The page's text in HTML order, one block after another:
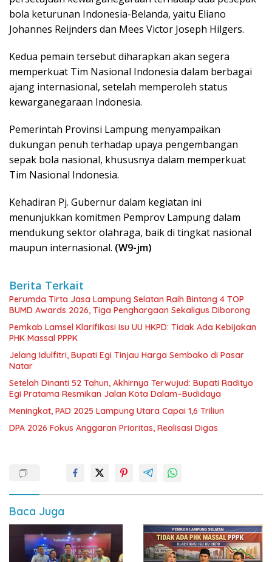
bola keturunan Indonesia-Belanda, yaitu Eliano
Johannes Reijnders dan Mees Victor Joseph Hilgers.
Kedua pemain tersebut diharapkan akan segera
memperkuat Tim Nasional Indonesia dalam berbagai
ajang internasional, setelah memperoleh status
kewarganegaraan Indonesia.
Pemerintah Provinsi Lampung menyampaikan
dukungan penuh terhadap upaya pengembangan
sepak bola nasional, khususnya dalam memperkuat
Tim Nasional Indonesia.
Kehadiran Pj. Gubernur dalam kegiatan ini
menunjukkan komitmen Pemprov Lampung dalam
mendukung sektor olahraga, baik di tingkat nasional
maupun internasional. (W9-jm)
Berita Terkait
Perumda Tirta Jasa Lampung Selatan Raih Bintang 4 TOP
BUMD Awards 2026, Tiga Penghargaan Sekaligus Diborong
Pemkab Lamsel Klarifikasi Isu UU HKPD: Tidak Ada Kebijakan
PHK Massal PPPK
Jelang Idulfitri, Bupati Egi Tinjau Harga Sembako di Pasar
Natar
Setelah Dinanti 52 Tahun, Akhirnya Terwujud: Bupati Radityo
Egi Pratama Resmikan Jalan Kota Dalam–Budidaya
Meningkat, PAD 2025 Lampung Utara Capai 1,6 Triliun
DPA 2026 Fokus Anggaran Prioritas, Realisasi Digas
Baca Juga